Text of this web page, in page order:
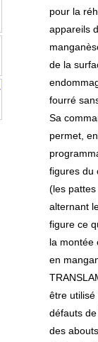
pour la
appareils
de la
fourré
Sa
permet,
figures du
(les
alternant
figure ce
la
en
être
défauts
des